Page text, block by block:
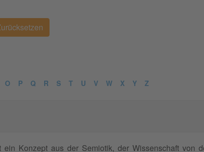
O P Q R S T U V W X Y Z
ein Konzept aus der Semiotik, der Wissenschaft von